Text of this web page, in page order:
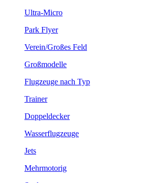
Ultra-Micro
Park Flyer
Verein/Großes Feld
Großmodelle
Flugzeuge nach Typ
Trainer
Doppeldecker
Wasserflugzeuge
Jets
Mehrmotorig